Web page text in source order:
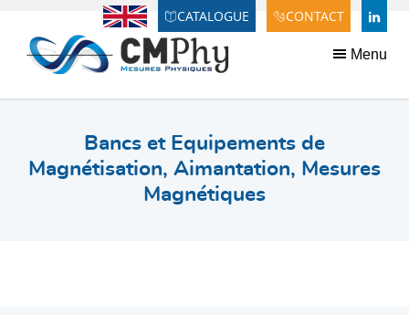
Menu
Anglais CATALOGUE CONTACT
Bancs et Equipements de
Magnétisation, Aimantation, Mesures
Magnétiques
Panneau de gestion des cookies